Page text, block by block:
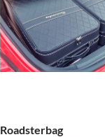
Roadsterbag